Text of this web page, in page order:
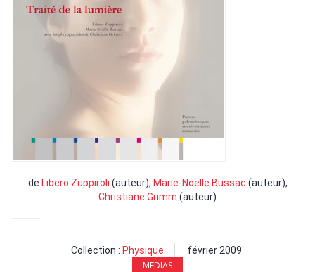
de Libero Zuppiroli (auteur), Marie-Noëlle Bussac (auteur),
Christiane Grimm (auteur)
Collection : Physique février 2009
MEDIAS